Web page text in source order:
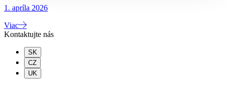
1. apríla 2026
Viac
Kontaktujte nás
SK
CZ
UK